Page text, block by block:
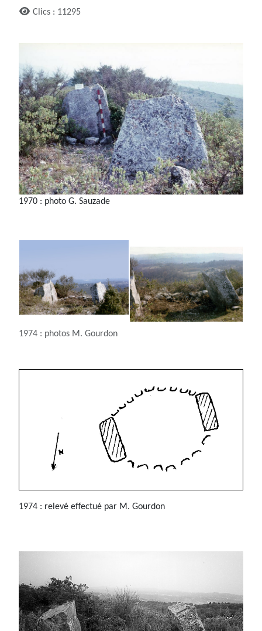
Clics : 11295
1970 : photo G. Sauzade
1974 : photos M. Gourdon
1974 : relevé effectué par M. Gourdon